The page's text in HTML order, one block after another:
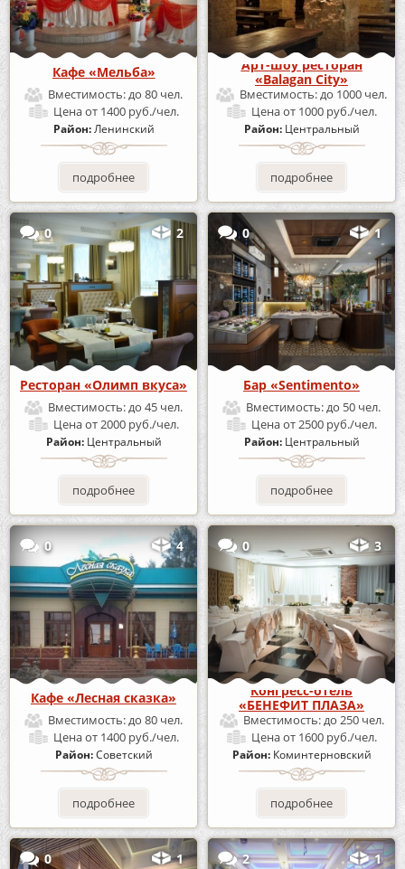
Кафе «Мельба»
Вместимость:до 80 чел.
Ценаот 1400 руб./чел.
Район:Ленинский
подробнее
Арт-шоу ресторан
«Balagan City»
Вместимость:до 1000 чел.
Ценаот 1000 руб./чел.
Район: Центральный
подробнее
0 2
Ресторан «Олимп вкуса»
Вместимость:до 45 чел.
Ценаот 2000 руб./чел.
Район: Центральный
подробнее
0 1
Бар «Sentimento»
Вместимость:до 50 чел.
Ценаот 2500 руб./чел.
Район: Центральный
подробнее
0 4
Кафе «Лесная сказка»
Вместимость:до 80 чел.
Ценаот 1400 руб./чел.
Район:Советский
подробнее
0 3
Конгресс-отель
«БЕНЕФИТ ПЛАЗА»
Вместимость:до 250 чел.
Ценаот 1600 руб./чел.
Район: Коминтерновский
подробнее
0 1 2 1